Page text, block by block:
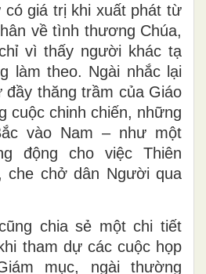
giá trị khi xuất phát từ
về tình thương Chúa,
vì thấy người khác tạ
làm theo. Ngài nhắc lại
đầy thăng trầm của Giáo
cuộc chinh chiến, những
vào Nam – như một
động cho việc Thiên
che chở dân Người qua
chia sẻ một chi tiết
tham dự các cuộc họp
mục, ngài thường